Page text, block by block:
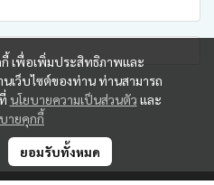
กี้ เพื่อเพิ่มประสิทธิภาพและ
เว็บไซต์ของท่าน ท่านสามารถ
นโยบายความเป็นส่วนตัว และ
ายคุกกี้
ยอมรับทั้งหมด